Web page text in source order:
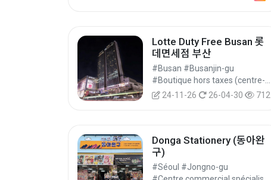
Lotte Duty Free Busan 롯
데면세점 부산
#Busan #Busanjin-gu
24-11-26
26-04-30 712
Donga Stationery (동아완
구)
#Séoul #Jongno-gu